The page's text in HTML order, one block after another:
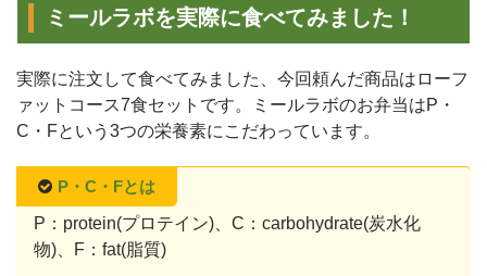
ミールラボを実際に食べてみました！
実際に注文して食べてみました、今回頼んだ商品はローフ
ァットコース7食セットです。ミールラボのお弁当はP・
C・Fという3つの栄養素にこだわっています。
P・C・Fとは
P：protein(プロテイン)、C：carbohydrate(炭水化
物)、F：fat(脂質)